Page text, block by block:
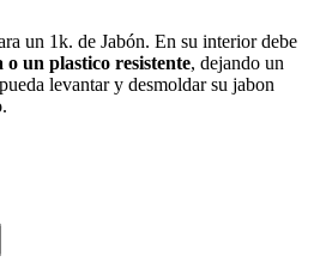
un 1k. de Jabón. En su interior debe
un plastico resistente, dejando un
levantar y desmoldar su jabon